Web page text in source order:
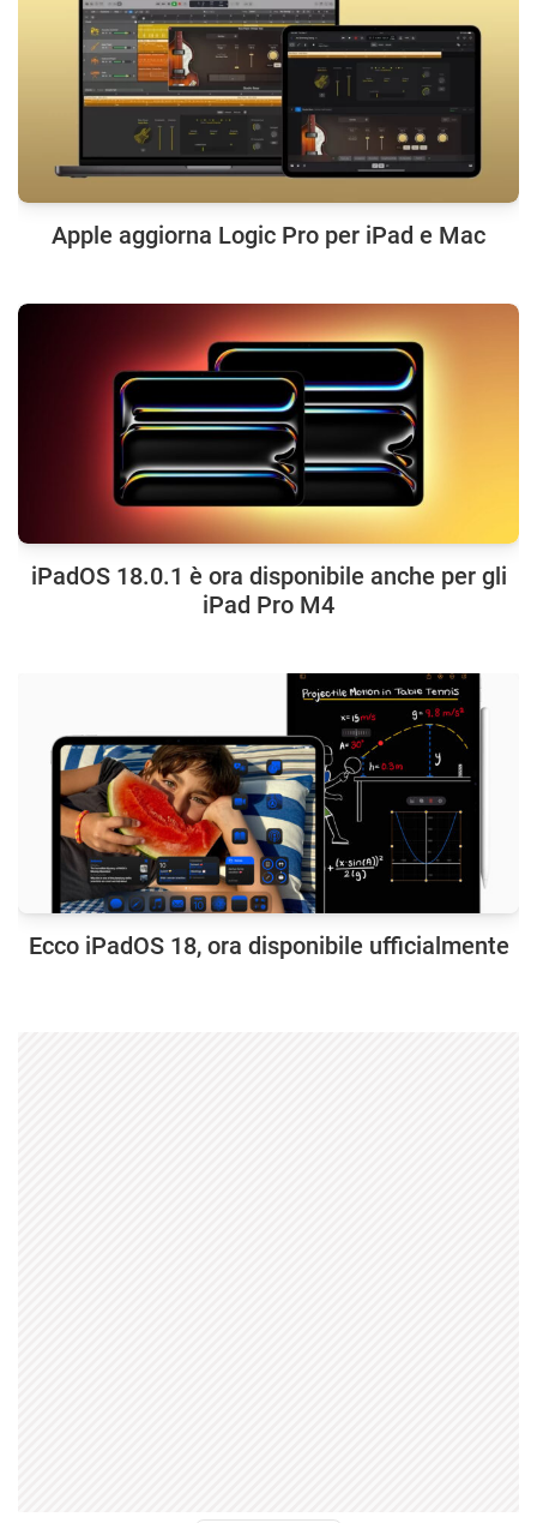
Apple aggiorna Logic Pro per iPad e Mac
iPadOS 18.0.1 è ora disponibile anche per gli
iPad Pro M4
Ecco iPadOS 18, ora disponibile ufficialmente